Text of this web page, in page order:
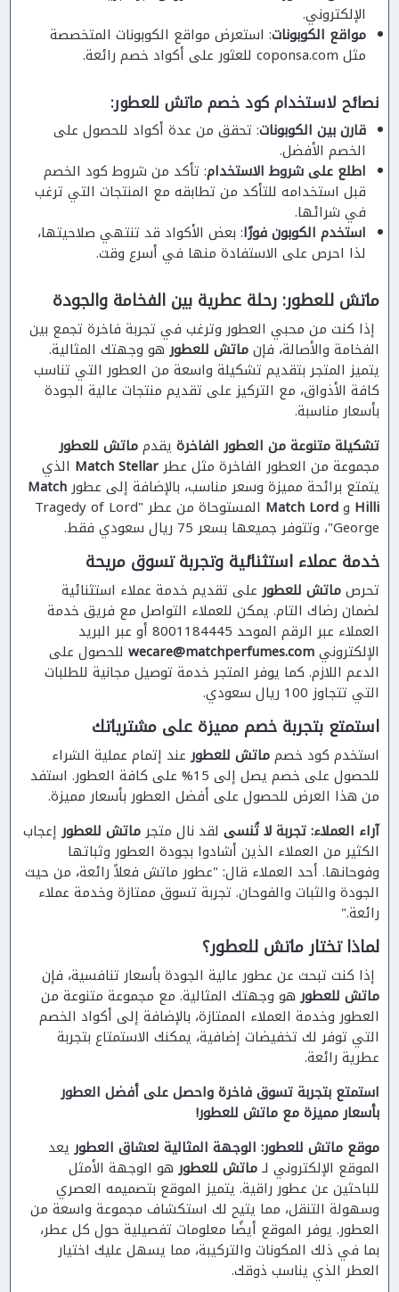
الإلكتروني.
مواقع الكوبونات: استعرض مواقع الكوبونات المتخصصة
مثل coponsa.com للعثور على أكواد خصم رائعة.
نصائح لاستخدام كود خصم ماتش للعطور:
قارن بين الكوبونات: تحقق من عدة أكواد للحصول على
الخصم الأفضل.
اطلع على شروط الاستخدام: تأكد من شروط كود الخصم
قبل استخدامه للتأكد من تطابقه مع المنتجات التي ترغب
في شرائها.
استخدم الكوبون فورًا: بعض الأكواد قد تنتهي صلاحيتها،
لذا احرص على الاستفادة منها في أسرع وقت.
ماتش للعطور: رحلة عطرية بين الفخامة والجودة
إذا كنت من محبي العطور وترغب في تجربة فاخرة تجمع بين
الفخامة والأصالة، فإنماتش للعطور هو وجهتك المثالية.
يتميز المتجر بتقديم تشكيلة واسعة من العطور التي تناسب
كافة الأذواق، مع التركيز على تقديم منتجات عالية الجودة
بأسعار مناسبة.
تشكيلة متنوعة من العطور الفاخرة يقدمماتش للعطور
مجموعة من العطور الفاخرة مثل عطرMatch Stellar الذي
يتمتع برائحة مميزة وسعر مناسب، بالإضافة إلى عطورMatch
Hilli وMatch Lord
المستوحاة من عطر "Tragedy of Lord
George"، وتتوفر جميعها بسعر 75 ريال سعودي فقط.
خدمة عملاء استثنائية وتجربة تسوق مريحة
تحرصماتش للعطور على تقديم خدمة عملاء استثنائية
لضمان رضاك التام. يمكن للعملاء التواصل مع فريق خدمة
العملاء عبر الرقم الموحد 8001184445 أو عبر البريد
الإلكترونيwecare@matchperfumes.com للحصول على
الدعم اللازم. كما يوفر المتجر خدمة توصيل مجانية للطلبات
التي تتجاوز 100 ريال سعودي.
استمتع بتجربة خصم مميزة على مشترياتك
استخدم كود خصمماتش للعطور عند إتمام عملية الشراء
للحصول على خصم يصل إلى 15% على كافة العطور. استفد
من هذا العرض للحصول على أفضل العطور بأسعار مميزة.
آراء العملاء: تجربة لا تُنسى لقد نال متجرماتش للعطور إعجاب
الكثير من العملاء الذين أشادوا بجودة العطور وثباتها
وفوحانها. أحد العملاء قال: "عطور ماتش فعلاً رائعة، من حيث
الجودة والثبات والفوحان. تجربة تسوق ممتازة وخدمة عملاء
رائعة."
لماذا تختار ماتش للعطور؟
إذا كنت تبحث عن عطور عالية الجودة بأسعار تنافسية، فإن
ماتش للعطور هو وجهتك المثالية. مع مجموعة متنوعة من
العطور وخدمة العملاء الممتازة، بالإضافة إلى أكواد الخصم
التي توفر لك تخفيضات إضافية، يمكنك الاستمتاع بتجربة
عطرية رائعة.
استمتع بتجربة تسوق فاخرة واحصل على أفضل العطور
بأسعار مميزة مع ماتش للعطور!
موقع ماتش للعطور: الوجهة المثالية لعشاق العطور يعد
الموقع الإلكتروني لـماتش للعطور هو الوجهة الأمثل
للباحثين عن عطور راقية. يتميز الموقع بتصميمه العصري
وسهولة التنقل، مما يتيح لك استكشاف مجموعة واسعة من
العطور. يوفر الموقع أيضًا معلومات تفصيلية حول كل عطر،
بما في ذلك المكونات والتركيبة، مما يسهل عليك اختيار
العطر الذي يناسب ذوقك.